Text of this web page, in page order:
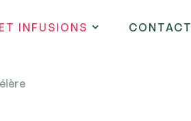
INFUSIONS CONTACT